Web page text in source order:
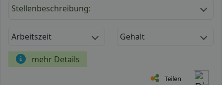
Stellenbeschreibung:
Arbeitszeit Gehalt
mehr Details
Teilen